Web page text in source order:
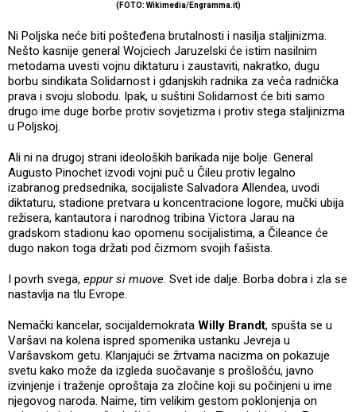
(FOTO: Wikimedia/Engramma.it)
Ni Poljska neće biti pošteđena brutalnosti i nasilja staljinizma.
Nešto kasnije general Wojciech Jaruzelski će istim nasilnim
metodama uvesti vojnu diktaturu i zaustaviti, nakratko, dugu
borbu sindikata Solidarnost i gdanjskih radnika za veća radnička
prava i svoju slobodu. Ipak, u suštini Solidarnost će biti samo
drugo ime duge borbe protiv sovjetizma i protiv stega staljinizma
u Poljskoj.
Ali ni na drugoj strani ideoloških barikada nije bolje. General
Augusto Pinochet izvodi vojni puč u Čileu protiv legalno
izabranog predsednika, socijaliste Salvadora Allendea, uvodi
diktaturu, stadione pretvara u koncentracione logore, mučki ubija
režisera, kantautora i narodnog tribina Victora Jarau na
gradskom stadionu kao opomenu socijalistima, a Čileance će
dugo nakon toga držati pod čizmom svojih fašista.
I povrh svega, eppur si muove. Svet ide dalje. Borba dobra i zla se
nastavlja na tlu Evrope.
Nemački kancelar, socijaldemokrata Willy Brandt, spušta se u
Varšavi na kolena ispred spomenika ustanku Jevreja u
Varšavskom getu. Klanjajući se žrtvama nacizma on pokazuje
svetu kako može da izgleda suočavanje s prošlošću, javno
izvinjenje i traženje oproštaja za zločine koji su počinjeni u ime
njegovog naroda. Naime, tim velikim gestom poklonjenja on